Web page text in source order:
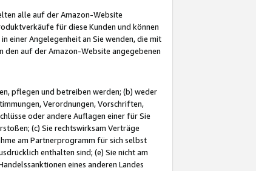
alle auf der Amazon-Website
für diese Kunden und können
einer Angelegenheit an Sie wenden, die mit
den auf der Amazon-Website angegebenen
pflegen und betreiben werden; (b) weder
Verordnungen, Vorschriften,
oder andere Auflagen einer für Sie
(c) Sie rechtswirksam Verträge
am Partnerprogramm für sich selbst
enthalten sind; (e) Sie nicht am
eines anderen Landes